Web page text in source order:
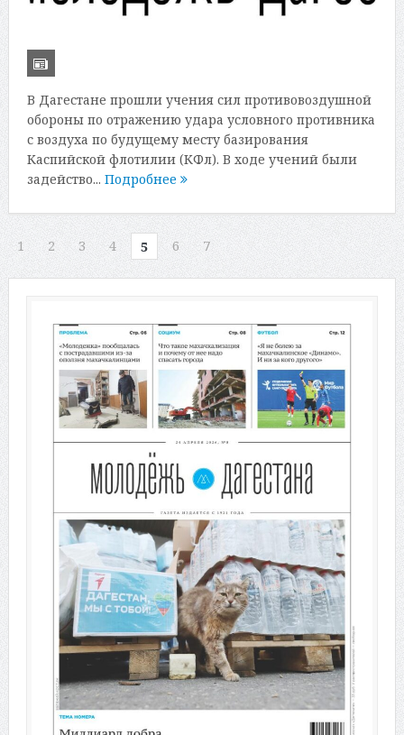
В Дагестане прошли учения сил противовоздушной
обороны по отражению удара условного противника
с воздуха по будущему месту базирования
Каспийской флотилии (КФл). В ходе учений были
задейство... Подробнее
1 2 3 4 5 6 7